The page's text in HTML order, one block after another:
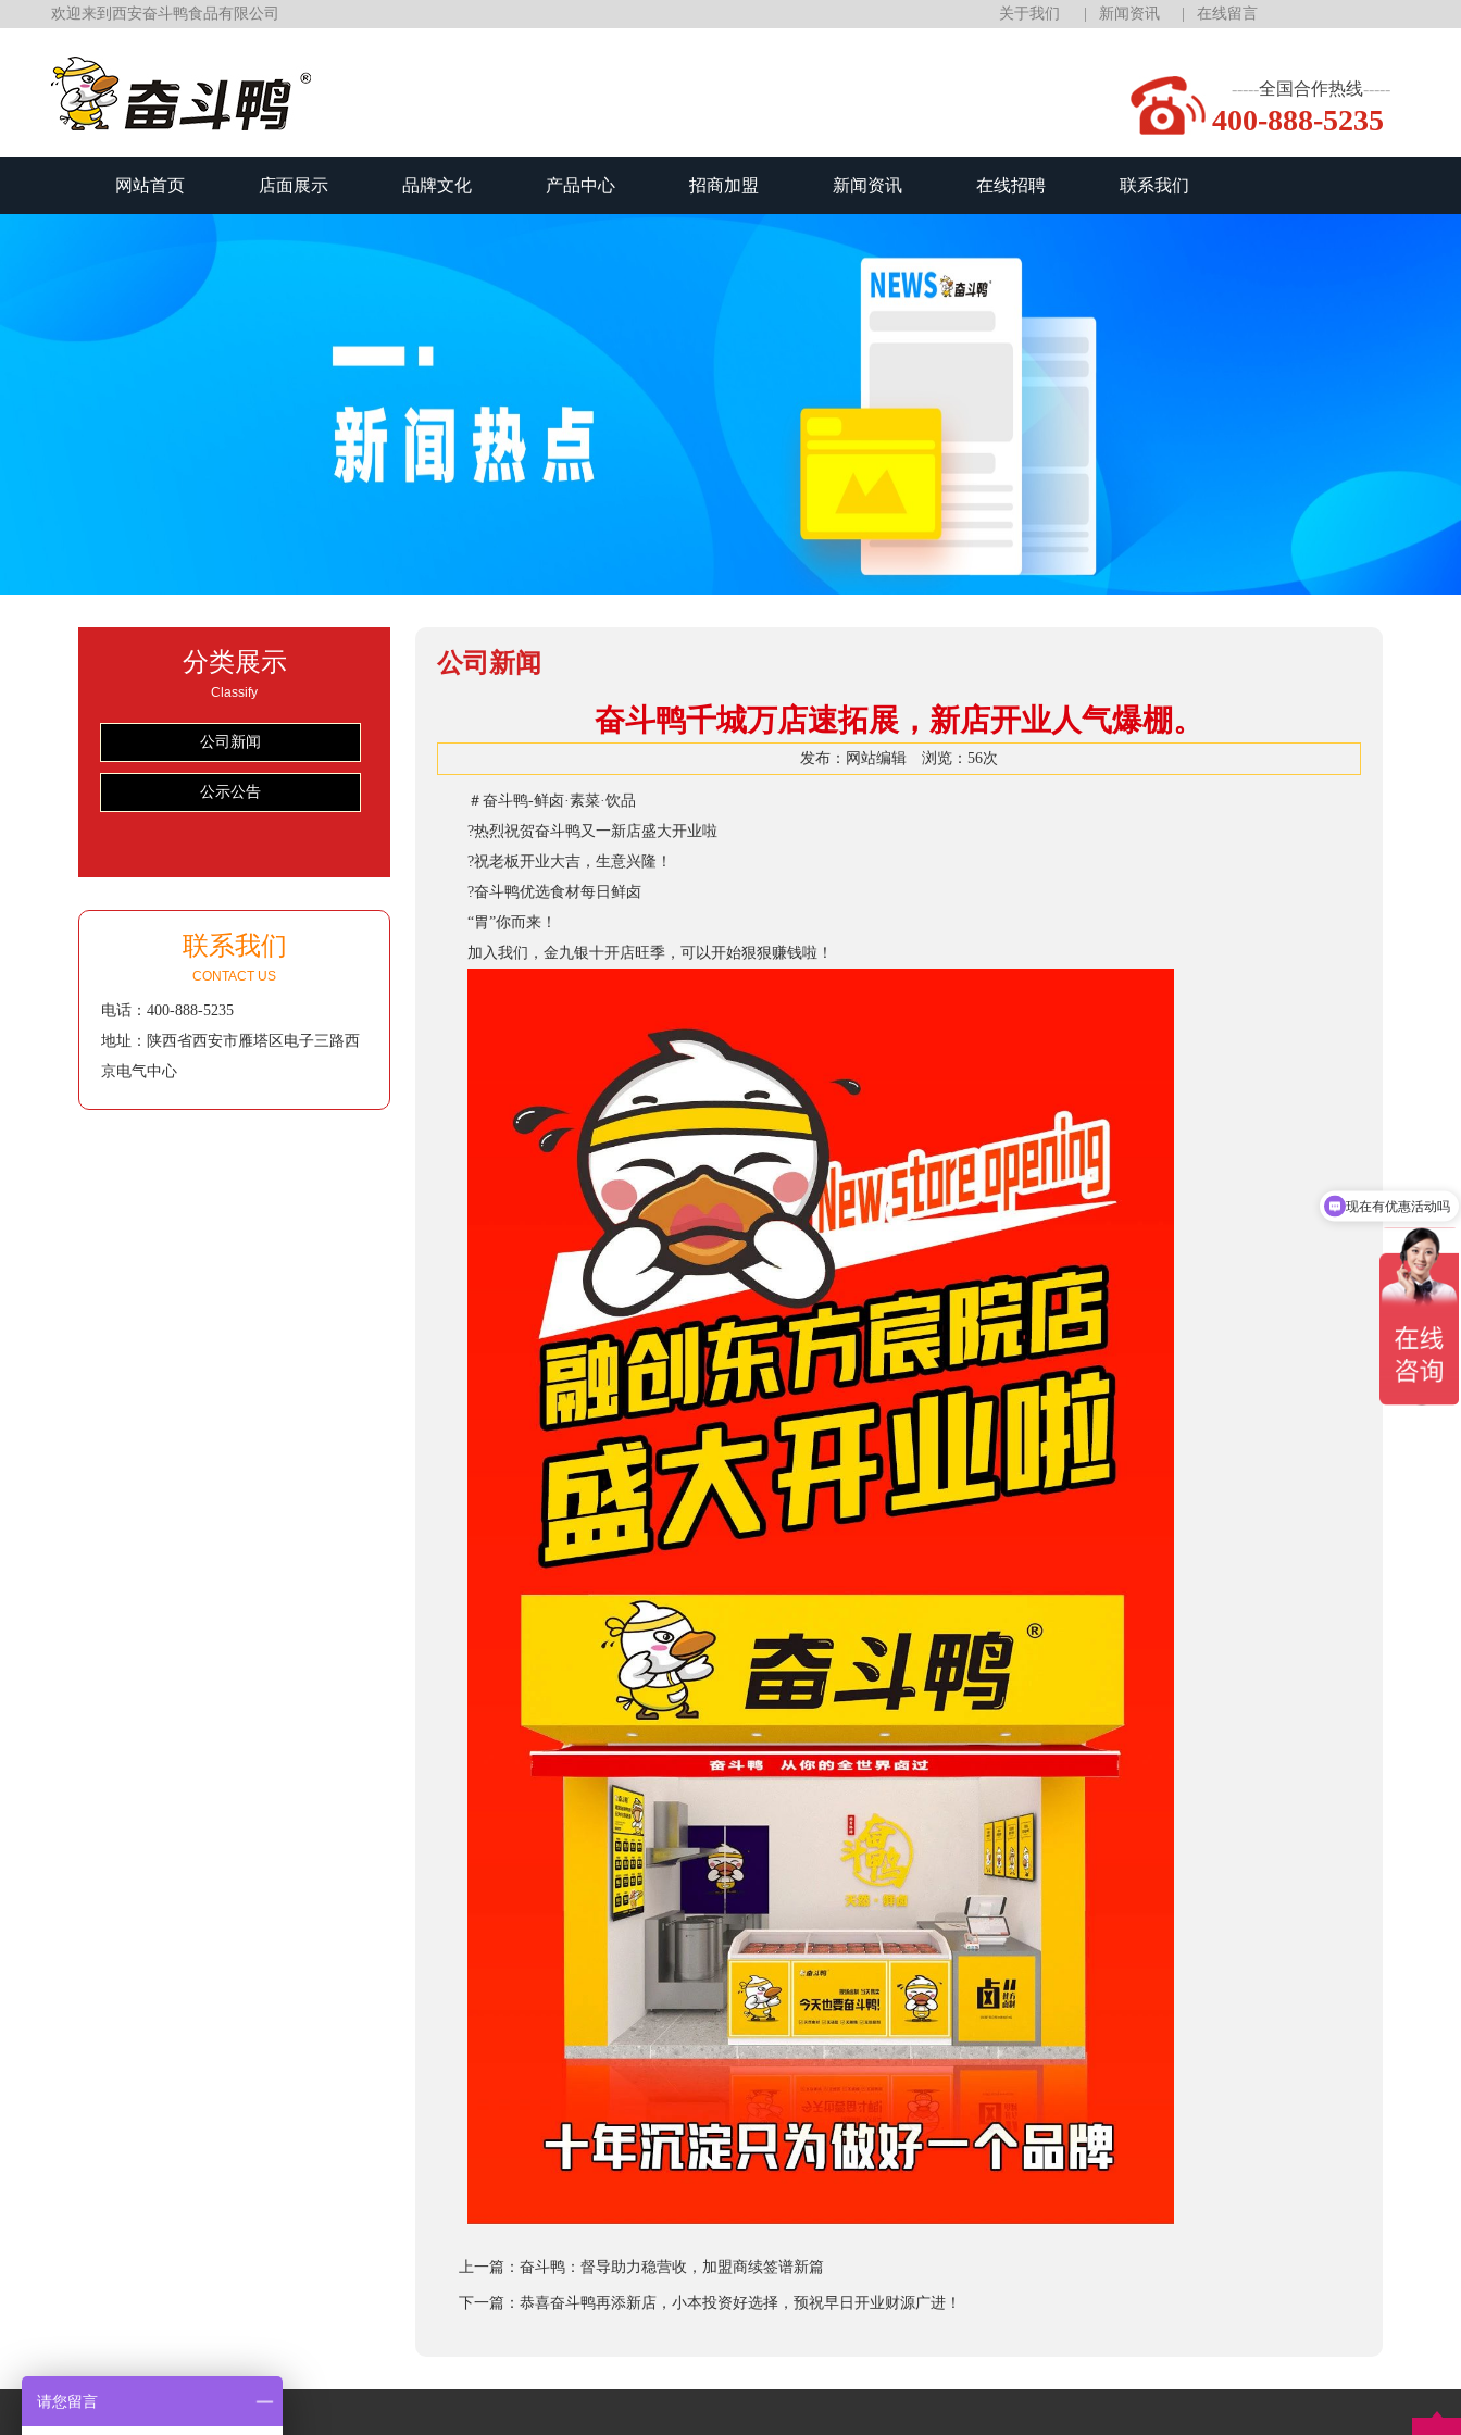
欢迎来到西安奋斗鸭食品有限公司 关于我们 新闻资讯 在线留言
全国合作热线
400-888-5235
网站首页 店面展示 品牌文化 产品中心 招商加盟 新闻资讯 在线招聘 联系我们
分类展示
Classify
公司新闻
公示公告
联系我们
CONTACT US
电话：400-888-5235
地址：陕西省西安市雁塔区电子三路西
京电气中心
公司新闻
奋斗鸭千城万店速拓展，新店开业人气爆棚。
发布：网站编辑 浏览： 56次
＃奋斗鸭-鲜卤·素菜·饮品
?热烈祝贺奋斗鸭又一新店盛大开业啦
?祝老板开业大吉，生意兴隆！
?奋斗鸭优选食材每日鲜卤
“胃”你而来！
加入我们，金九银十开店旺季，可以开始狠狠赚钱啦！
上一篇： 奋斗鸭：督导助力稳营收，加盟商续签谱新篇
下一篇： 恭喜奋斗鸭再添新店，小本投资好选择，预祝早日开业财源广进！
现在有优惠活动吗
请您留言